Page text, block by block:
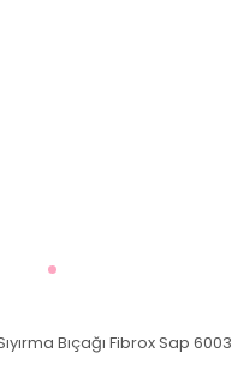
Bıçağı Fibrox Sap 6003